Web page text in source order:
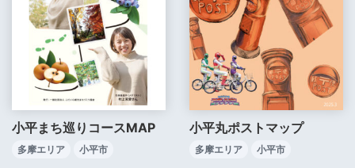
小平まち巡りコースMAP
多摩エリア 小平市
小平丸ポストマップ
多摩エリア 小平市